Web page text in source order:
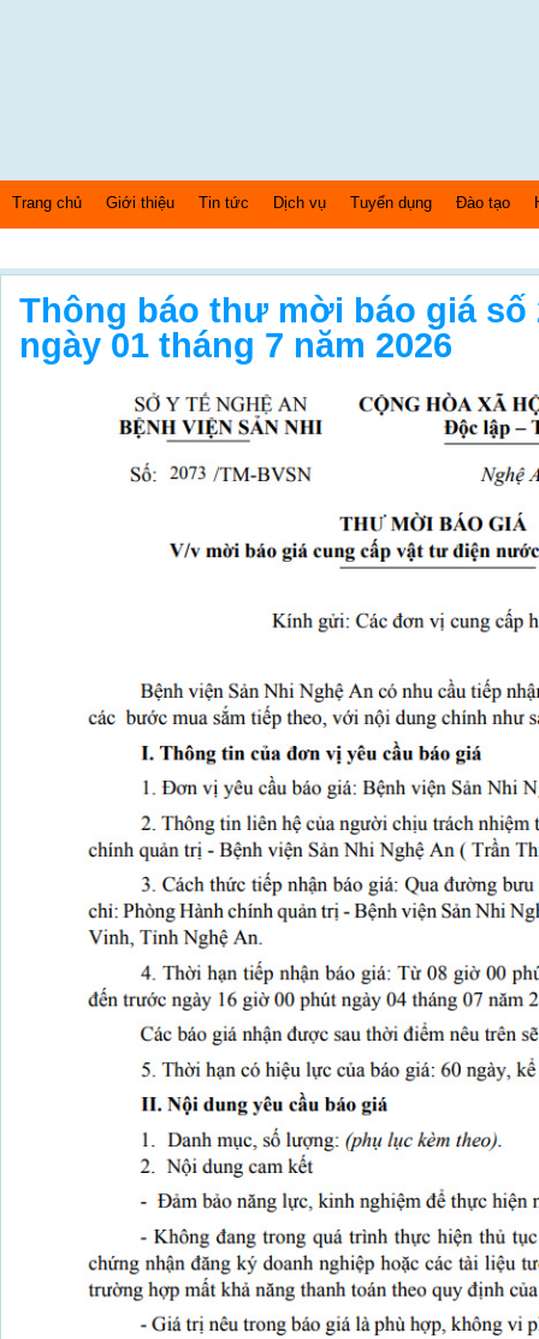
Trang chủ Giới thiệu Tin tức Dịch vụ Tuyển dụng Đào tạo
Thông báo thư mời báo giá số
ngày 01 tháng 7 năm 2026